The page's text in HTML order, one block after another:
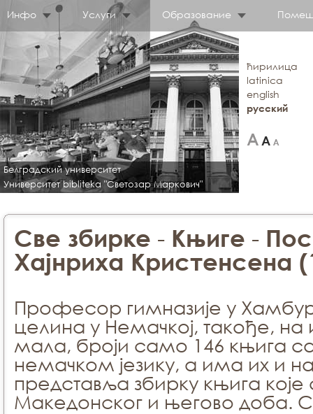
Инфо Услуги Образование
Белградский университет
Университет bibliteka "Светозар Маркович"
ћирилица
latinica
english
русский
Све збирке - Књиге -
Хајнриха Кристенсена
Професор гимназије у
целина у Немачкој, такође,
мала, броји само 146 књига
немачком језику, а има их и
представља збирку књига
Македонског и његово доба.